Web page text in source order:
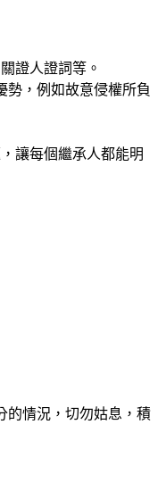
證人證詞等。
勢，例如故意侵權所負
讓每個繼承人都能明
的情況，切勿姑息，積